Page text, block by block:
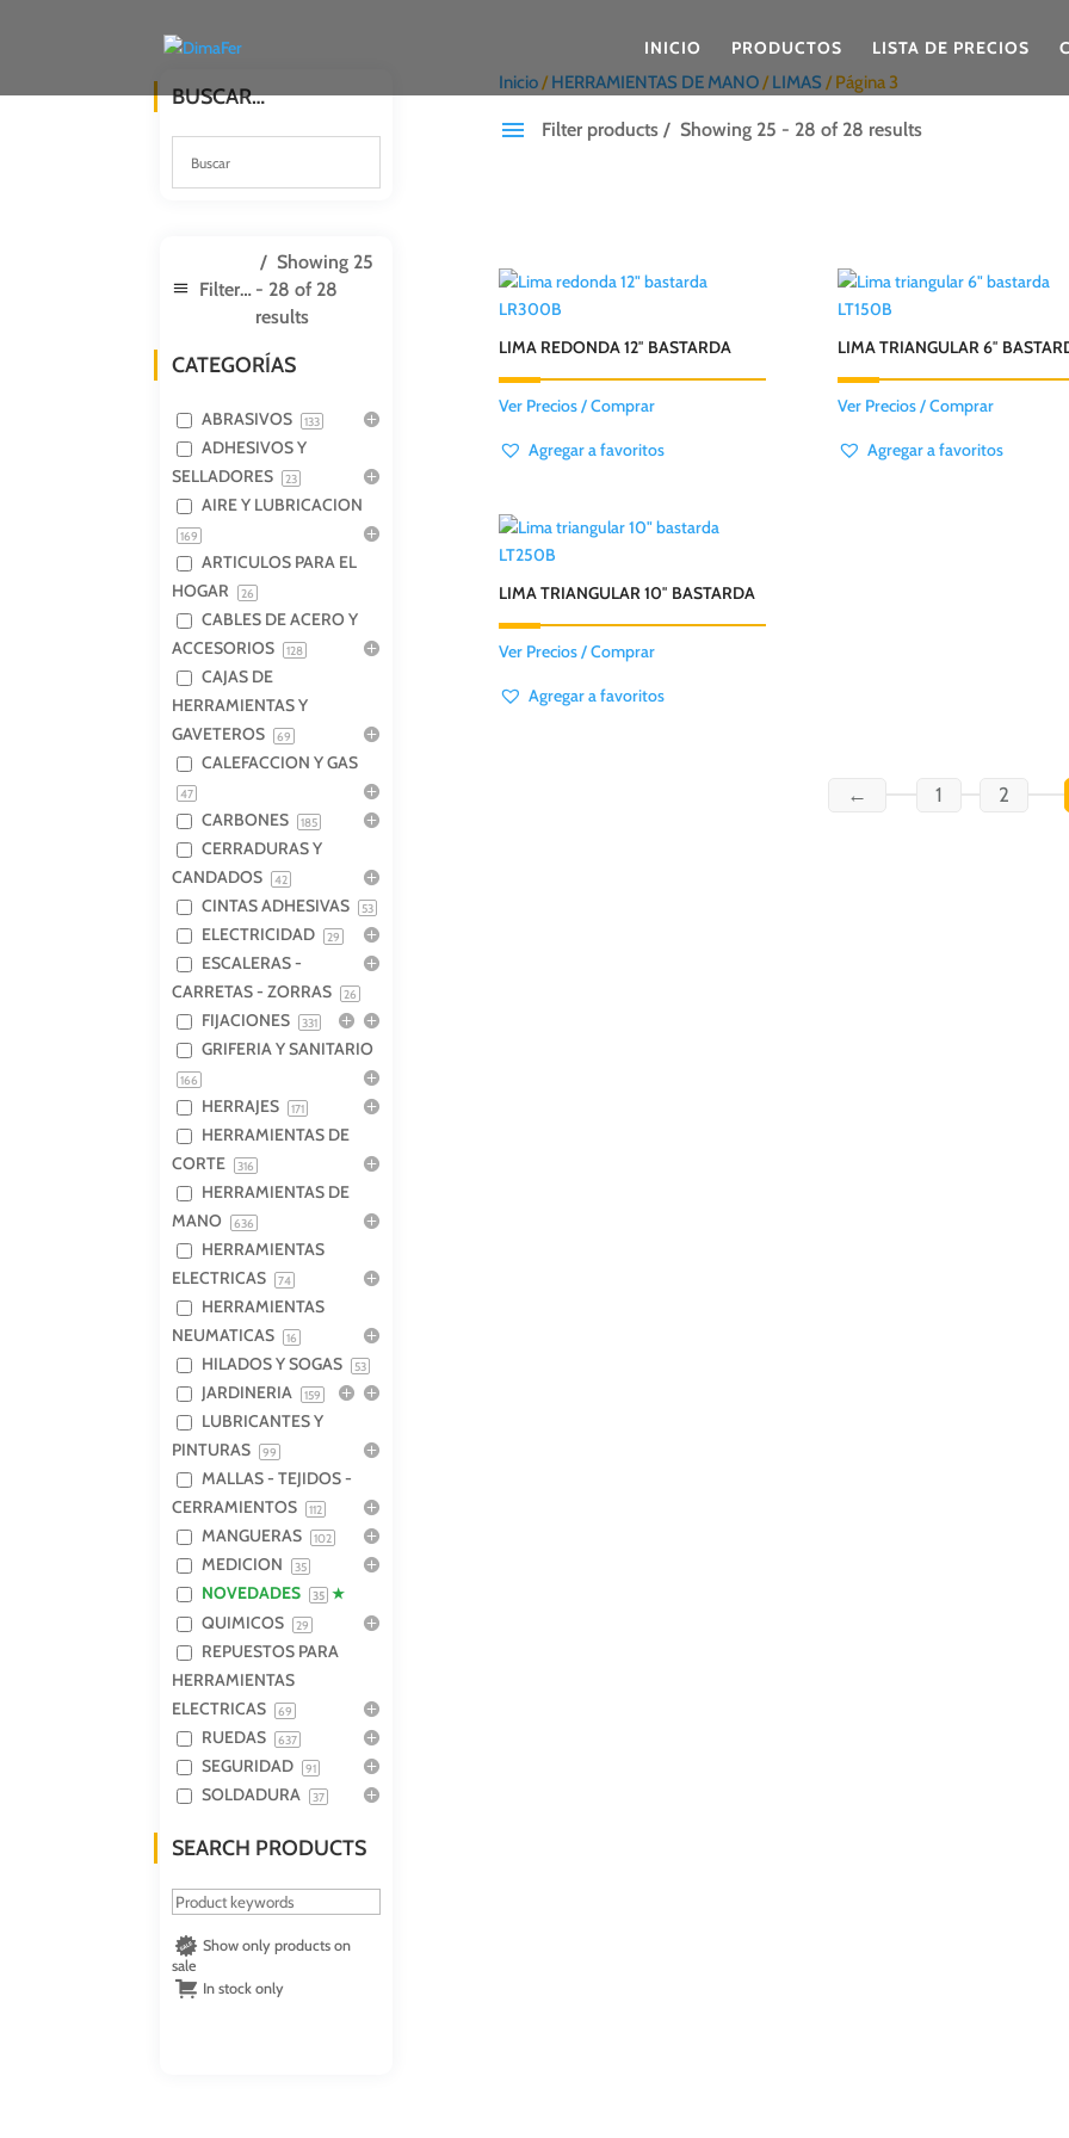
INICIO PRODUCTOS LISTA DE PRECIOS
Inicio/HERRAMIENTAS DE MANO/LIMAS / Página 3
Filter products Showing 25 - 28 of 28 results
LR300B
LIMA REDONDA 12″ BASTARDA
Ver Precios / Comprar
Agregar a favoritos
LT150B
LIMA TRIANGULAR 6″
Ver Precios / Comprar
Agregar a favoritos
LT250B
LIMA TRIANGULAR 10″ BASTARDA
Ver Precios / Comprar
Agregar a favoritos
← 1 2
BUSCAR…
Filter products
Showing 25
- 28 of 28
results
CATEGORÍAS
ABRASIVOS 133
ADHESIVOS Y
SELLADORES
23
AIRE Y LUBRICACION
169
ARTICULOS PARA EL
HOGAR
26
CABLES DE ACERO Y
ACCESORIOS
128
CAJAS DE
HERRAMIENTAS Y
GAVETEROS
69
CALEFACCION Y GAS
47
CARBONES 185
CERRADURAS Y
CANDADOS
42
CINTAS ADHESIVAS 53
ELECTRICIDAD 29
ESCALERAS -
CARRETAS - ZORRAS
26
FIJACIONES 331
GRIFERIA Y SANITARIO
166
HERRAJES 171
HERRAMIENTAS DE
CORTE
316
HERRAMIENTAS DE
MANO
636
HERRAMIENTAS
ELECTRICAS
74
HERRAMIENTAS
NEUMATICAS
16
HILADOS Y SOGAS 53
JARDINERIA 159
LUBRICANTES Y
PINTURAS
99
MALLAS - TEJIDOS -
CERRAMIENTOS
112
MANGUERAS 102
MEDICION 35
NOVEDADES 35
QUIMICOS 29
REPUESTOS PARA
HERRAMIENTAS
ELECTRICAS
69
RUEDAS 637
SEGURIDAD 91
SOLDADURA 37
SEARCH PRODUCTS
Show only products on
sale
In stock only